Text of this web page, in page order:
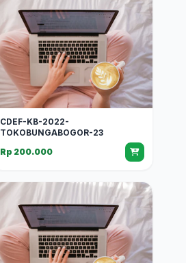
CDEF-KB-2022-
TOKOBUNGABOGOR-23
Rp 200.000